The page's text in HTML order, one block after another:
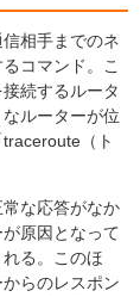
相手までのネ
コマンド。こ
続するルータ
ルーターが位
（ト
な応答がなか
原因となって
る。このほ
らのレスポン